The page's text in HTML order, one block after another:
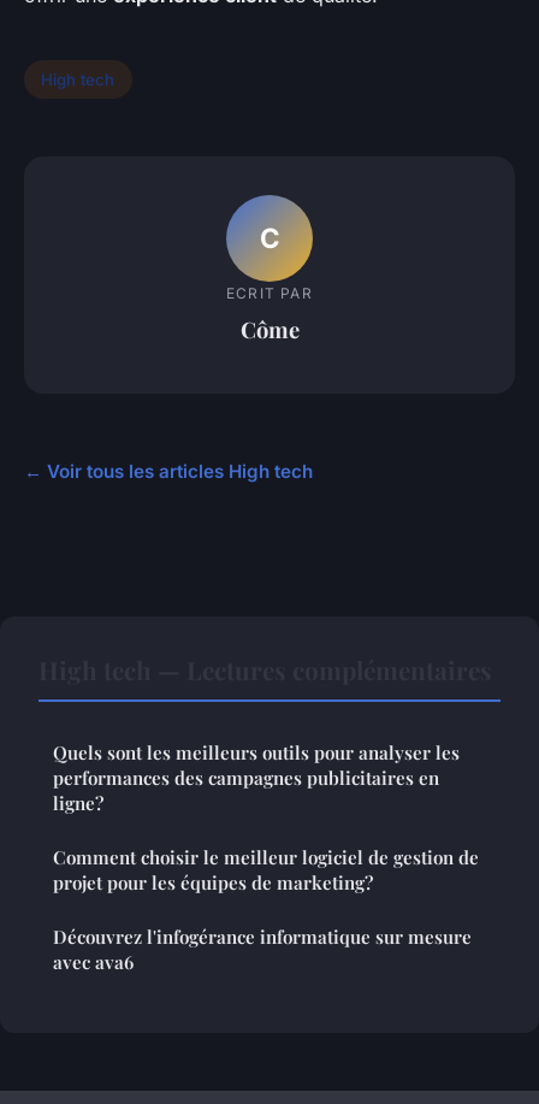
High tech
C
ECRIT PAR
Côme
← Voir tous les articles High tech
Quels sont les meilleurs outils pour analyser les
performances des campagnes publicitaires en
ligne?
Comment choisir le meilleur logiciel de gestion de
projet pour les équipes de marketing?
Découvrez l'infogérance informatique sur mesure
avec ava6